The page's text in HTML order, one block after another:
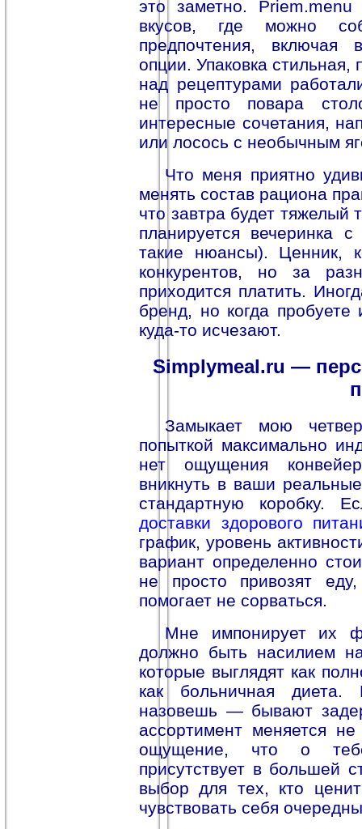
это заметно. Priem.menu
вкусов, где можно
предпочтения, включая
опции. Упаковка стильная,
над рецептурами
не просто повара
интересные сочетания,
или лосось с необычным
Что меня приятно
менять состав рациона
что завтра будет тяжелый
планируется вечеринка
такие нюансы). Ценник,
конкурентов, но за
приходится платить.
бренд, но когда
куда-то исчезают.
Simplymeal.ru —
Замыкает мою
попыткой максимально
нет ощущения
вникнуть в ваши
стандартную коробку.
доставки здорового
график, уровень
вариант определенно
не просто привозят
помогает не сорваться.
Мне импонирует их
должно быть насилием
которые выглядят как
как больничная
назовешь — бывают
ассортимент меняется
ощущение, что о
присутствует в большей
выбор для тех, кто
чувствовать себя